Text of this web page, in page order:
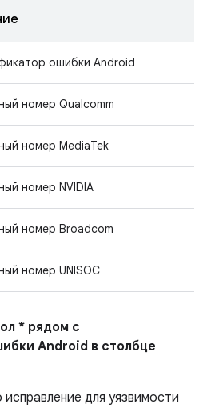
ошибки Android
номер Qualcomm
номер MediaTek
номер NVIDIA
номер Broadcom
номер UNISOC
* рядом с
Android в столбце
для уязвимости